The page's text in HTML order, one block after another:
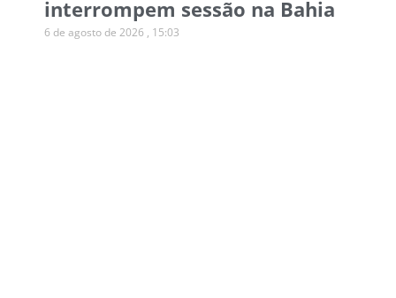
interrompem sessão na Bahia
6 de agosto de 2026 15:03